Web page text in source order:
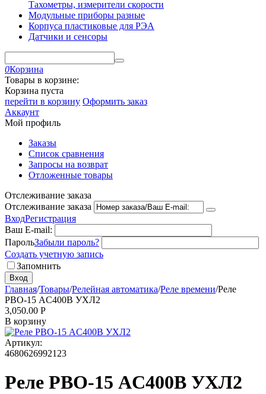
Тахометры, измерители скорости
Модульные приборы разные
Корпуса пластиковые для РЭА
Датчики и сенсоры
0Корзина
Товары в корзине:
Корзина пуста
перейти в корзину Оформить заказ
Аккаунт
Мой профиль
Заказы
Список сравнения
Запросы на возврат
Отложенные товары
Отслеживание заказа
Отслеживание заказа
ВходРегистрация
Ваш E-mail:
ПарольЗабыли пароль?
Создать учетную запись
Запомнить
Вход
Главная/Товары/Релейная автоматика/Реле времени/Реле
РВО-15 AC400В УХЛ2
3,050.00 Р
В корзину
Артикул:
4680626992123
Реле РВО-15 AC400В УХЛ2